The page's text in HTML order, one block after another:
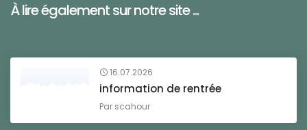
À lire également sur notre site ...
16.07.2026
information de rentrée
Par scahour